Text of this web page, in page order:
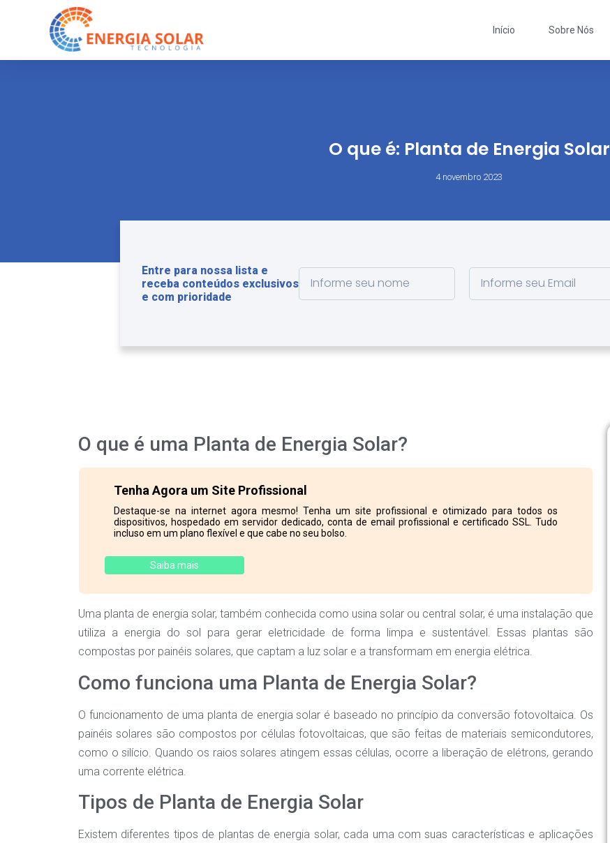
Início Sobre Nós
O que é: Planta de Energia Solar
4 novembro 2023
Entre para nossa lista e
receba conteúdos exclusivos
e com prioridade
O que é uma Planta de Energia Solar?
Tenha Agora um Site Profissional
Destaque-se na internet agora mesmo! Tenha um site profissional e otimizado para todos os
dispositivos, hospedado em servidor dedicado, conta de email profissional e certificado SSL. Tudo
incluso em um plano flexível e que cabe no seu bolso.
Saiba mais
Uma planta de energia solar, também conhecida como usina solar ou central solar, é uma instalação que
utiliza a energia do sol para gerar eletricidade de forma limpa e sustentável. Essas plantas são
compostas por painéis solares, que captam a luz solar e a transformam em energia elétrica.
Como funciona uma Planta de Energia Solar?
O funcionamento de uma planta de energia solar é baseado no princípio da conversão fotovoltaica. Os
painéis solares são compostos por células fotovoltaicas, que são feitas de materiais semicondutores,
como o silício. Quando os raios solares atingem essas células, ocorre a liberação de elétrons, gerando
uma corrente elétrica.
Tipos de Planta de Energia Solar
Existem diferentes tipos de plantas de energia solar, cada uma com suas características e aplicações